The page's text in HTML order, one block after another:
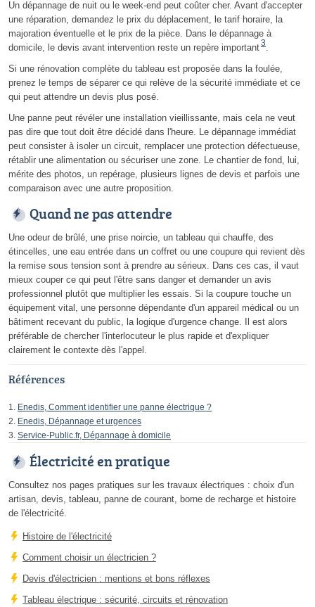
Un dépannage de nuit ou le week-end peut coûter cher. Avant d'accepter
une réparation, demandez le prix du déplacement, le tarif horaire, la
majoration éventuelle et le prix de la pièce. Dans le dépannage à
domicile, le devis avant intervention reste un repère important3
Si une rénovation complète du tableau est proposée dans la foulée,
prenez le temps de séparer ce qui relève de la sécurité immédiate et ce
qui peut attendre un devis plus posé.
Une panne peut révéler une installation vieillissante, mais cela ne veut
pas dire que tout doit être décidé dans l'heure. Le dépannage immédiat
peut consister à isoler un circuit, remplacer une protection défectueuse,
rétablir une alimentation ou sécuriser une zone. Le chantier de fond, lui,
mérite des photos, un repérage, plusieurs lignes de devis et parfois une
comparaison avec une autre proposition.
Quand ne pas attendre
Une odeur de brûlé, une prise noircie, un tableau qui chauffe, des
étincelles, une eau entrée dans un coffret ou une coupure qui revient dès
la remise sous tension sont à prendre au sérieux. Dans ces cas, il vaut
mieux couper ce qui peut l'être sans danger et demander un avis
professionnel plutôt que multiplier les essais. Si la coupure touche un
équipement vital, une personne dépendante d'un appareil médical ou un
bâtiment recevant du public, la logique d'urgence change. Il est alors
préférable de chercher l'interlocuteur le plus rapide et d'expliquer
clairement le contexte dès l'appel.
Références
Enedis, Comment identifier une panne électrique ?
Enedis, Dépannage et urgences
Service-Public.fr, Dépannage à domicile
Électricité en pratique
Consultez nos pages pratiques sur les travaux électriques : choix d'un
artisan, devis, tableau, panne de courant, borne de recharge et histoire
de l'électricité.
Histoire de l'électricité
Comment choisir un électricien ?
Devis d'électricien : mentions et bons réflexes
Tableau électrique : sécurité, circuits et rénovation